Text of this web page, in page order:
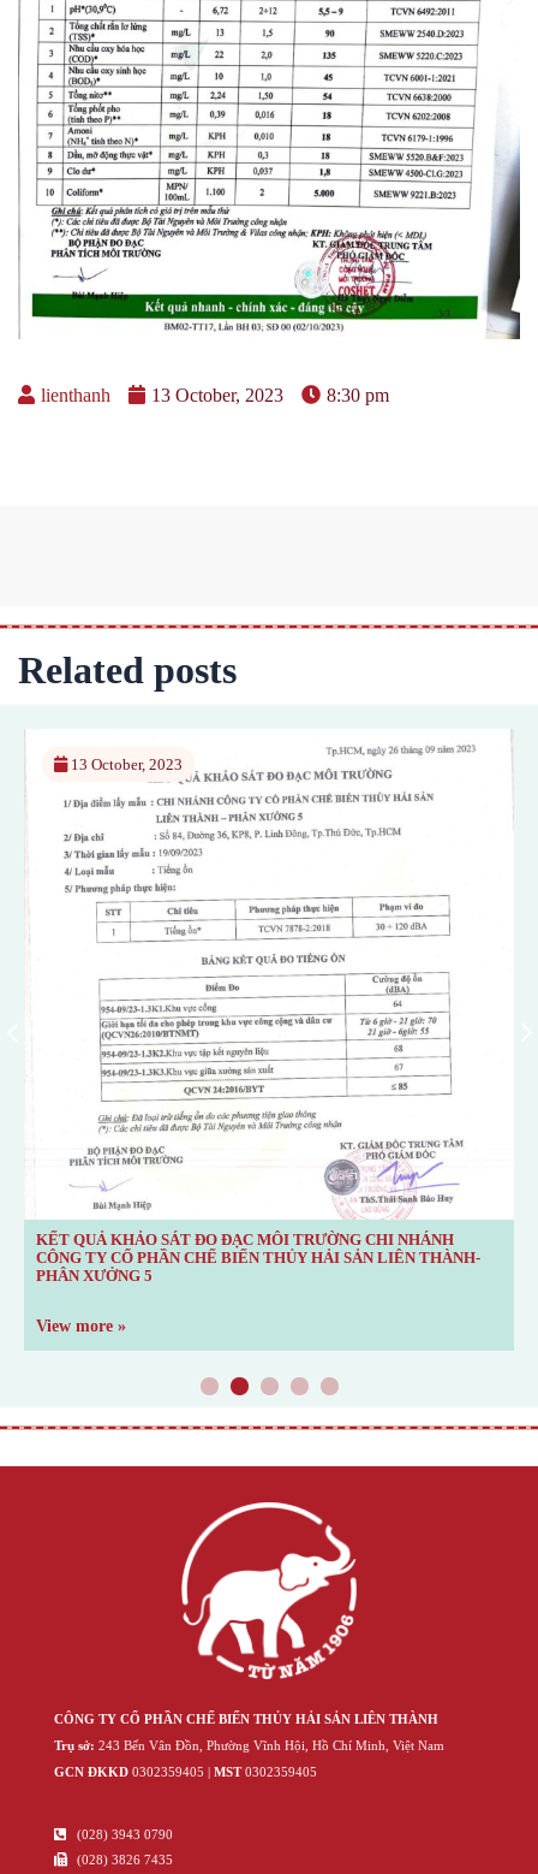
lienthanh 13 October, 2023 8:30 pm
Related posts
KẾT QUẢ KHẢO SÁT ĐO ĐẠC MÔI TRƯỜNG CHI NHÁNH
CÔNG TY CỔ PHẦN CHẾ BIẾN THỦY HẢI SẢN LIÊN THÀNH-
PHÂN XƯỞNG 5
View more »
13 October, 2023
1 2 3 4 5
CÔNG TY CỔ PHẦN CHẾ BIẾN THỦY HẢI SẢN LIÊN THÀNH
Trụ sở: 243 Bến Vân Đồn, Phường Vĩnh Hội, Hồ Chí Minh, Việt Nam
GCN ĐKKD ‍030‍2359405 | MST‍030‍2359405
(028) 3943 0790
(028) 3826 7435